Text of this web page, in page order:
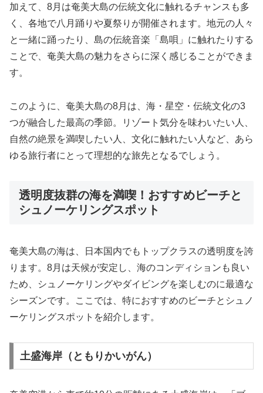
加えて、8月は奄美大島の伝統文化に触れるチャンスも多
く、各地で八月踊りや夏祭りが開催されます。地元の人々
と一緒に踊ったり、島の伝統音楽「島唄」に触れたりする
ことで、奄美大島の魅力をさらに深く感じることができま
す。
このように、奄美大島の8月は、海・星空・伝統文化の3
つが融合した最高の季節。リゾート気分を味わいたい人、
自然の絶景を満喫したい人、文化に触れたい人など、あら
ゆる旅行者にとって理想的な旅先となるでしょう。
透明度抜群の海を満喫！おすすめビーチと
シュノーケリングスポット
奄美大島の海は、日本国内でもトップクラスの透明度を誇
ります。8月は天候が安定し、海のコンディションも良い
ため、シュノーケリングやダイビングを楽しむのに最適な
シーズンです。ここでは、特におすすめのビーチとシュノ
ーケリングスポットを紹介します。
土盛海岸（ともりかいがん）